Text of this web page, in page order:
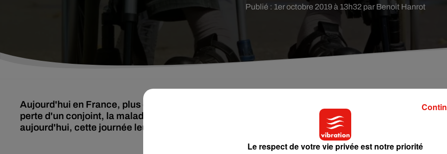
Publié : 1er octobre 2019 à 13h32 par Benoit Hanrot
Aujourd'hui en France, plus de 900 000 personnes âgées sont isolées à cause de la dépendance,
perte d'un conjoint, la maladie, la désertification rurale ou encore le tout numérique. Mais
aujourd'hui, cette journée leur est dédiée, avec dans l'idée de rompre avec l'isolement.
Le respect de votre vie privée est notre priorité